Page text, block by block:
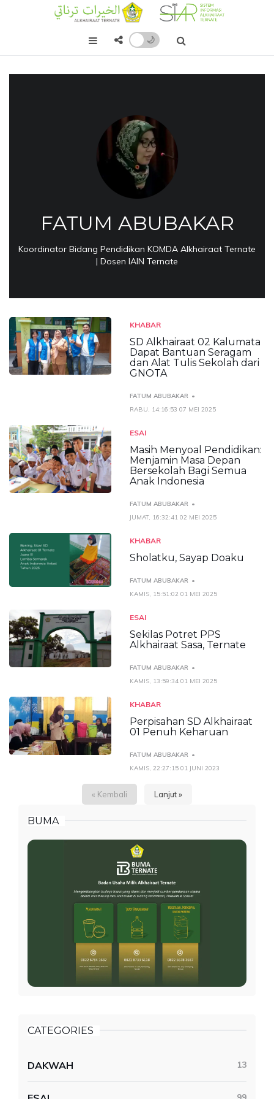
🌙
FATUM ABUBAKAR
Koordinator Bidang Pendidikan KOMDA Alkhairaat Ternate
| Dosen IAIN Ternate
KHABAR
SD Alkhairaat 02 Kalumata
Dapat Bantuan Seragam
dan Alat Tulis Sekolah dari
GNOTA
FATUM ABUBAKAR
RABU, 14:16:53 07 MEI 2025
ESAI
Masih Menyoal Pendidikan:
Menjamin Masa Depan
Bersekolah Bagi Semua
Anak Indonesia
FATUM ABUBAKAR
JUMAT, 16:32:41 02 MEI 2025
KHABAR
Sholatku, Sayap Doaku
FATUM ABUBAKAR
KAMIS, 15:51:02 01 MEI 2025
ESAI
Sekilas Potret PPS
Alkhairaat Sasa, Ternate
FATUM ABUBAKAR
KAMIS, 13:59:34 01 MEI 2025
KHABAR
Perpisahan SD Alkhairaat
01 Penuh Keharuan
FATUM ABUBAKAR
KAMIS, 22:27:15 01 JUNI 2023
« Kembali Lanjut »
BUMA
CATEGORIES
DAKWAH 13